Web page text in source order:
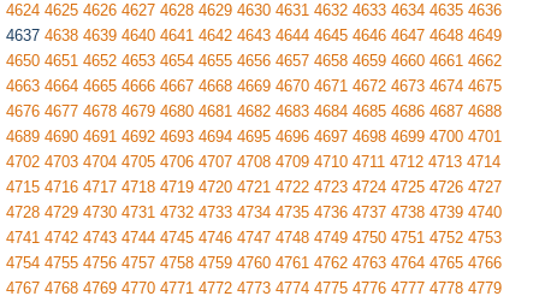
4624 4625 4626 4627 4628 4629 4630 4631 4632 4633 4634 4635 4636
4637 4638 4639 4640 4641 4642 4643 4644 4645 4646 4647 4648 4649
4650 4651 4652 4653 4654 4655 4656 4657 4658 4659 4660 4661 4662
4663 4664 4665 4666 4667 4668 4669 4670 4671 4672 4673 4674 4675
4676 4677 4678 4679 4680 4681 4682 4683 4684 4685 4686 4687 4688
4689 4690 4691 4692 4693 4694 4695 4696 4697 4698 4699 4700 4701
4702 4703 4704 4705 4706 4707 4708 4709 4710 4711 4712 4713 4714
4715 4716 4717 4718 4719 4720 4721 4722 4723 4724 4725 4726 4727
4728 4729 4730 4731 4732 4733 4734 4735 4736 4737 4738 4739 4740
4741 4742 4743 4744 4745 4746 4747 4748 4749 4750 4751 4752 4753
4754 4755 4756 4757 4758 4759 4760 4761 4762 4763 4764 4765 4766
4767 4768 4769 4770 4771 4772 4773 4774 4775 4776 4777 4778 4779